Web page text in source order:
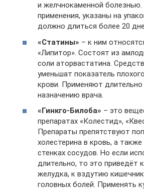
и желчнокаменной
применения, указаны на
должно длиться более 20
«Статины» – к ним
«Липитор». Состоят из
соли аторвастатина.
уменьшат показатель
крови. Применяют
назначению врача.
«Гинкго-Билоба» – это
препаратах «Колестид»,
Препараты препятствуют
холестерина в кровь, а
стенках сосудов. Но если
длительно, то это приведёт
желудка, к вздутию
головных болей. Применять